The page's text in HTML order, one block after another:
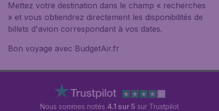
Mettez votre destination dans le champ « recherches
» et vous obtiendrez directement les disponibilités de
billets d'avion correspondant à vos dates.
Bon voyage avec BudgetAir.fr
Nous sommes notés 4.1 sur 5 sur Trustpilot